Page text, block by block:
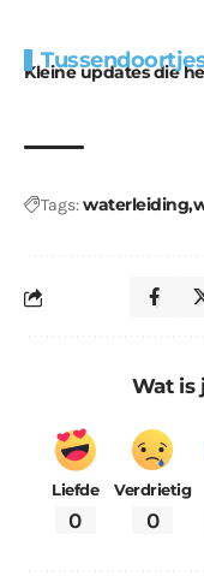
Kleine updates die
voor kabouters
Tags:waterleiding
Wat is
Liefde
0
Verdrietig
0